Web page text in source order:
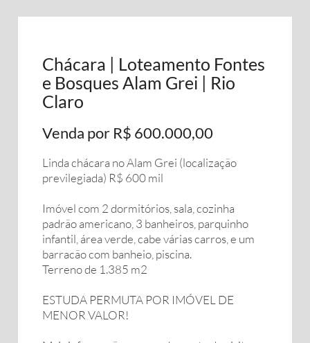
Chácara | Loteamento Fontes
e Bosques Alam Grei | Rio
Claro
Venda por R$ 600.000,00
Linda chácara no Alam Grei (localização
previlegiada) R$ 600 mil
Imóvel com 2 dormitórios, sala, cozinha
padrão americano, 3 banheiros, parquinho
infantil, área verde, cabe várias carros, e um
barracão com banheio, piscina.
Terreno de 1.385 m2
ESTUDA PERMUTA POR IMÓVEL DE
MENOR VALOR!